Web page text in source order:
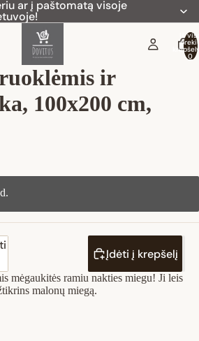
ar į paštomatą visoje
Iš
0
ir
100x200 cm,
Įdėti į krepšelį
mėgaukitės ramiu nakties miegu! Ji leis
malonų miegą.